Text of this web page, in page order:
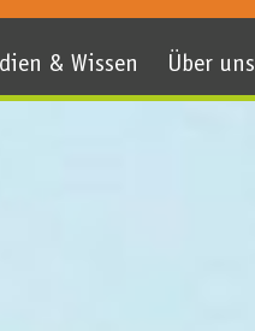
& Wissen Über uns